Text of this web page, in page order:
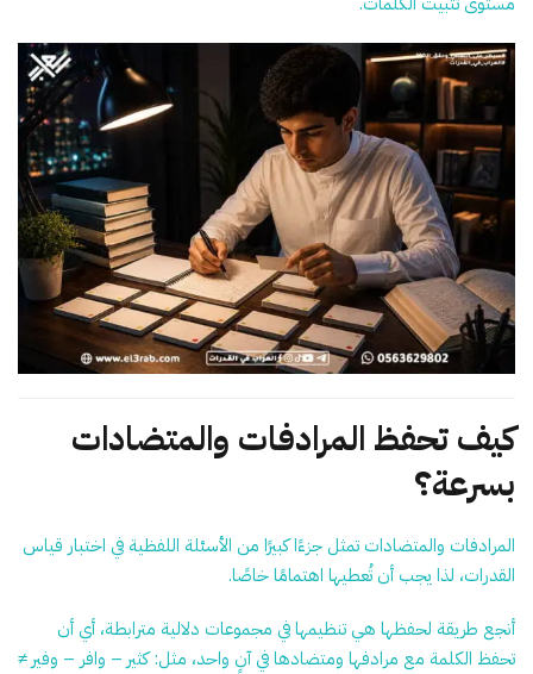
كيف تحفظ المرادفات والمتضادات
بسرعة؟
المرادفات والمتضادات تمثل جزءًا كبيرًا من الأسئلة اللفظية في اختبار قياس
القدرات، لذا يجب أن تُعطيها اهتمامًا خاصًا.
أنجع طريقة لحفظها هي تنظيمها في مجموعات دلالية مترابطة، أي أن
تحفظ الكلمة مع مرادفها ومتضادها في آنٍ واحد، مثل: كثير – وافر – وفير ≠